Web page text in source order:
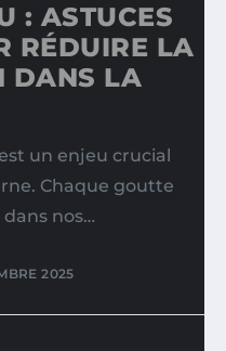
: ASTUCES
RÉDUIRE LA
DANS LA
un enjeu crucial
Chaque goutte
nos…
2025